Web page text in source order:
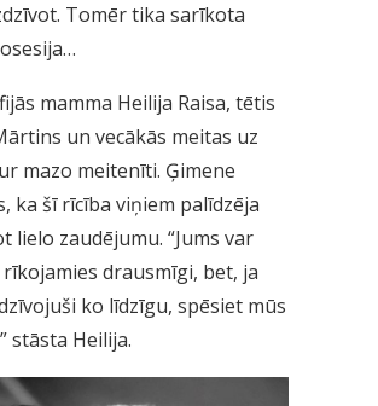
Tomēr tika sarīkota
mamma Heilija Raisa, tētis
un vecākās meitas uz
mazo meitenīti. Ģimene
ka šī rīcība viņiem palīdzēja
lielo zaudējumu. “Jums var
drausmīgi, bet, ja
ko līdzīgu, spēsiet mūs
stāsta Heilija.